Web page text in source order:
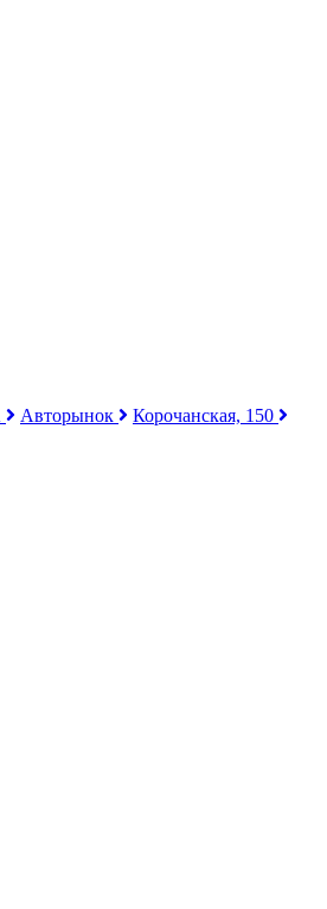
Авторынок
Корочанская, 150